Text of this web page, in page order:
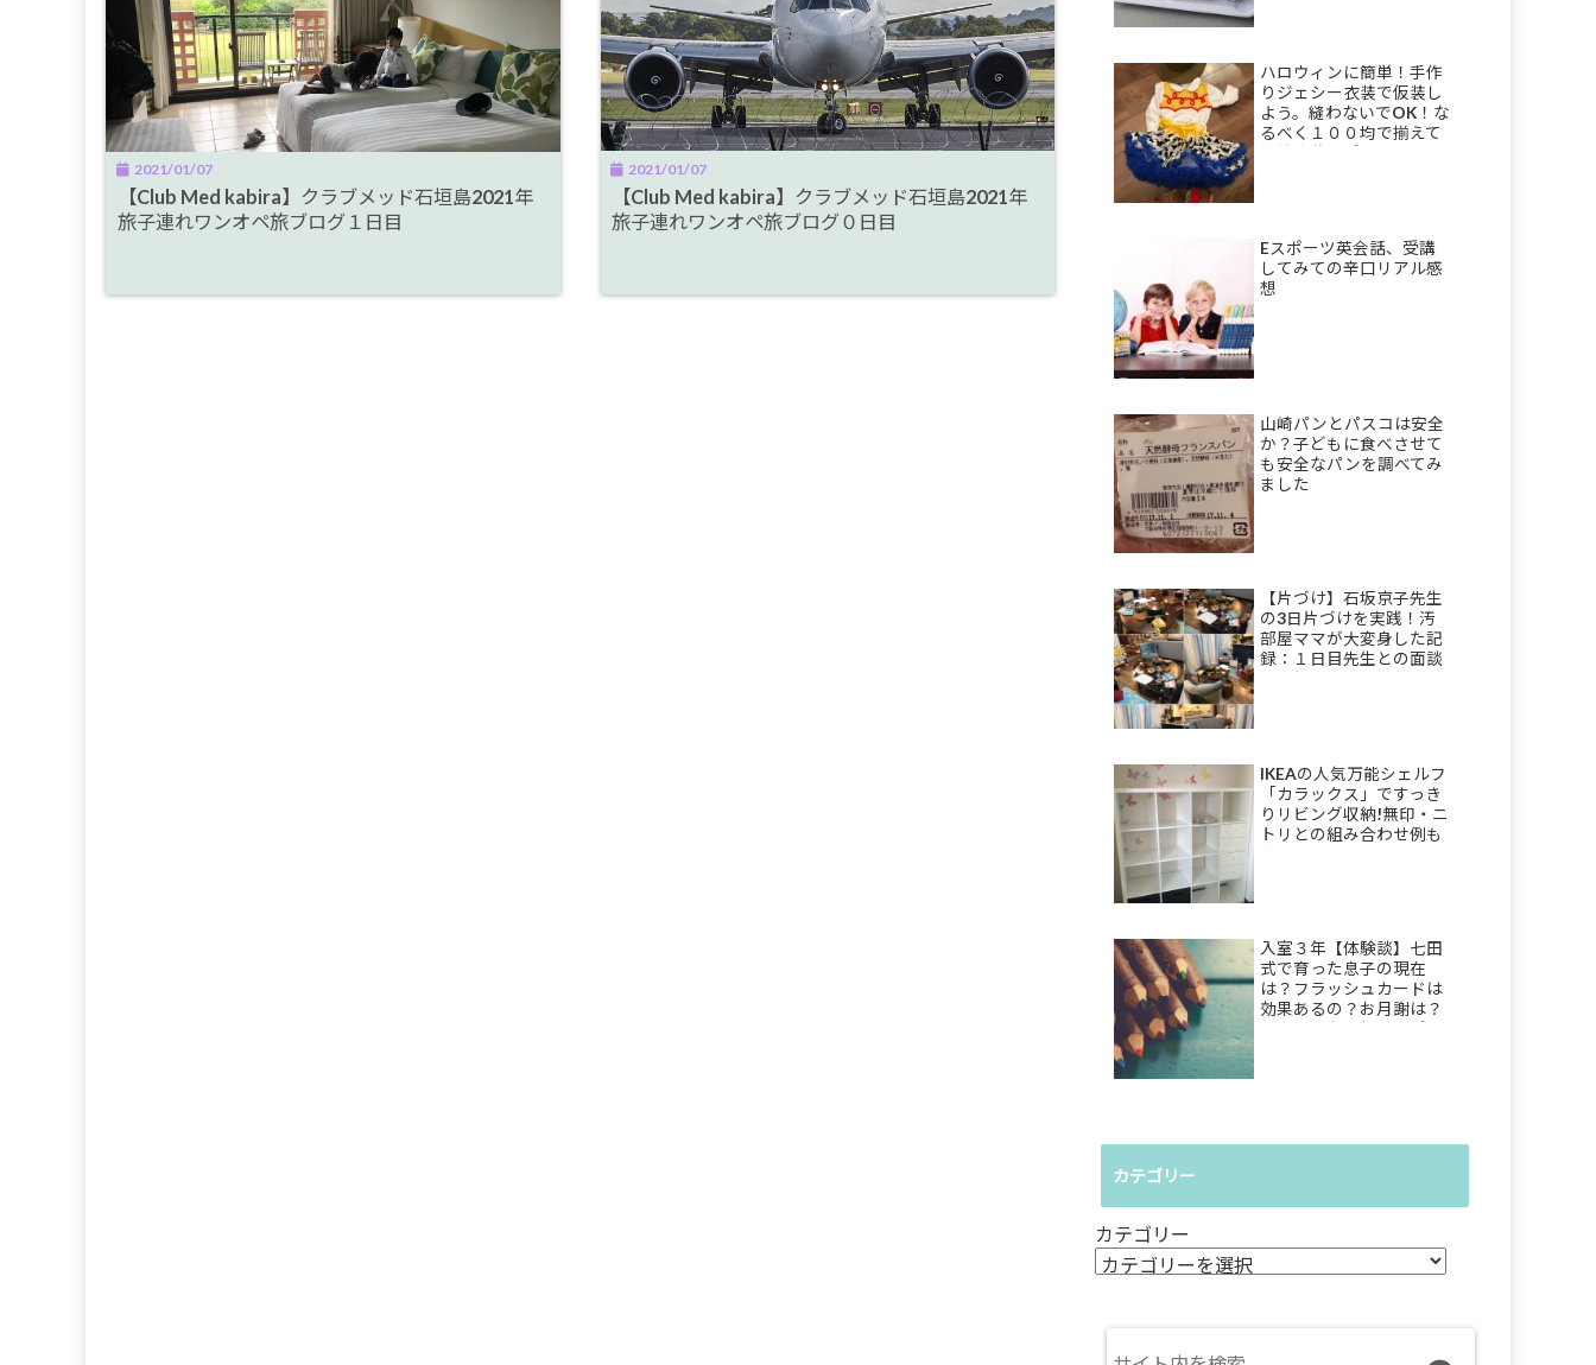
2021/01/07
【Club Med kabira】クラブメッド石垣島2021年
旅子連れワンオペ旅ブログ１日目
2021/01/07
【Club Med kabira】クラブメッド石垣島2021年
旅子連れワンオペ旅ブログ０日目
ハロウィンに簡単！手作
りジェシー衣装で仮装し
よう。縫わないでOK！な
るべく１００均で揃えて
Eスポーツ英会話、受講
してみての辛口リアル感
想
山崎パンとパスコは安全
か？子どもに食べさせて
も安全なパンを調べてみ
ました
【片づけ】石坂京子先生
の3日片づけを実践！汚
部屋ママが大変身した記
録：１日目先生との面談
IKEAの人気万能シェルフ
「カラックス」ですっき
りリビング収納!無印・ニ
トリとの組み合わせ例も
入室３年【体験談】七田
式で育った息子の現在
は？フラッシュカードは
効果あるの？お月謝は？
カテゴリー
カテゴリー